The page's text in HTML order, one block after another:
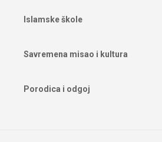
Islamske škole
Savremena misao i kultura
Porodica i odgoj